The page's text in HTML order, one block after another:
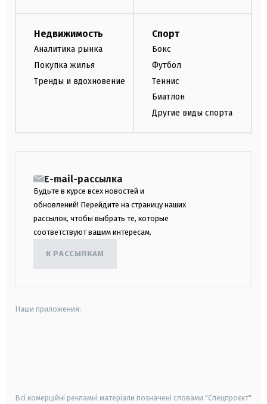
Недвижимость
Аналитика рынка
Покупка жилья
Тренды и вдохновение
Спорт
Бокс
Футбол
Теннис
Биатлон
Другие виды спорта
E-mail-рассылка
Будьте в курсе всех новостей и
обновлений! Перейдите на страницу наших
рассылок, чтобы выбрать те, которые
соответствуют вашим интересам.
К РАССЫЛКАМ
Наши приложения:
Всі комерційні рекламні матеріали позначені словами "Спецпроєкт"